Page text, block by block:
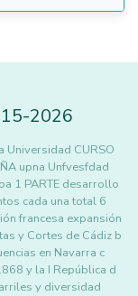
-2026
Universidad CURSO
upna Unfvesfdad
1 PARTE desarrollo
cada una total 6
francesa expansión
y Cortes de Cádiz b
en Navarra c
y la I República d
y diversidad